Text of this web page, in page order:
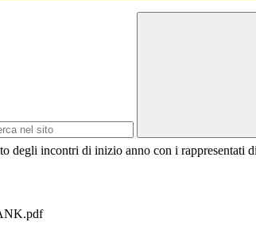
degli incontri di inizio anno con i rappresentati